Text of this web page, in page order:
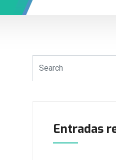
Entradas